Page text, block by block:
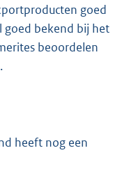
goed
goed bekend bij het
beoordelen
heeft nog een